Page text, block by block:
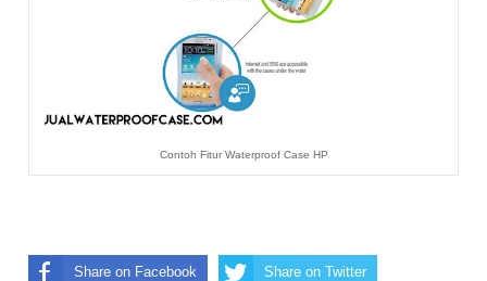
Contoh Fitur Waterproof Case HP
Share on Facebook Share on Twitter